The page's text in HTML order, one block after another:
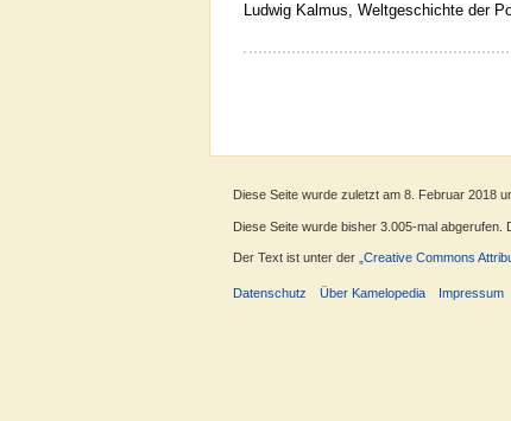
Ludwig Kalmus, Weltgeschichte der
Diese Seite wurde zuletzt am 8. Februar 2018
Diese Seite wurde bisher 3.005-mal abgerufen.
Der Text ist unter der „Creative Commons
Datenschutz Über Kamelopedia Impressum